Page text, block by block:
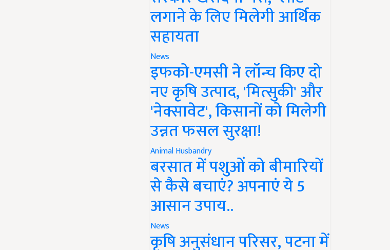
लगाने के लिए मिलेगी आर्थिक
सहायता
News
इफको-एमसी ने लॉन्च किए दो
नए कृषि उत्पाद, 'मित्सुकी' और
'नेक्सावेट', किसानों को मिलेगी
उन्नत फसल सुरक्षा!
Animal Husbandry
बरसात में पशुओं को बीमारियों
से कैसे बचाएं? अपनाएं ये 5
आसान उपाय..
News
कृषि अनुसंधान परिसर, पटना में